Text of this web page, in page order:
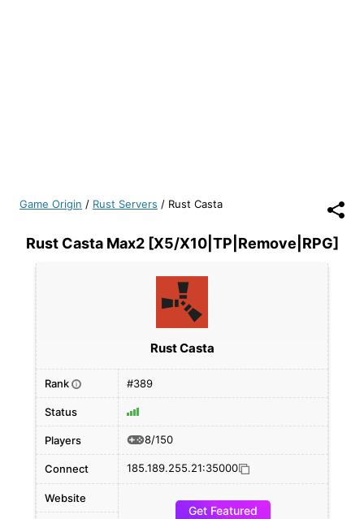
Game Origin / Rust Servers / Rust Casta
Rust Casta Max2 [X5/X10|TP|Remove|RPG]
Rust Casta
Rank i #389
Status
Players 8/150
Connect 185.189.255.21:35000
Website
Get Featured